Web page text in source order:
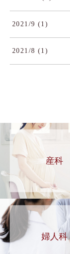
2021/9 (1)
2021/8 (1)
産科
婦人科